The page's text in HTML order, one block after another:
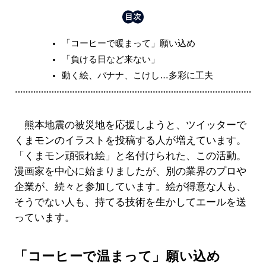
「コーヒーで暖まって」願い込め
「負ける日など来ない」
動く絵、バナナ、こけし…多彩に工夫
熊本地震の被災地を応援しようと、ツイッターで
くまモンのイラストを投稿する人が増えています。
「くまモン頑張れ絵」と名付けられた、この活動。
漫画家を中心に始まりましたが、別の業界のプロや
企業が、続々と参加しています。絵が得意な人も、
そうでない人も、持てる技術を生かしてエールを送
っています。
「コーヒーで温まって」願い込め